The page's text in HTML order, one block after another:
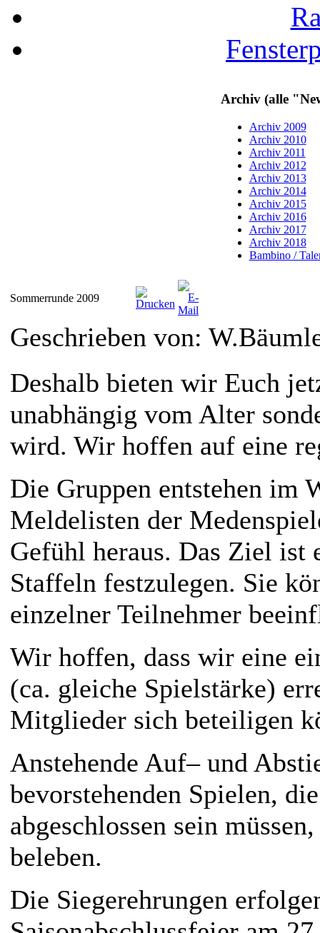
Archiv (alle
Archiv 2009
Archiv 2010
Archiv 2011
Archiv 2012
Archiv 2013
Archiv 2014
Archiv 2015
Archiv 2016
Archiv 2017
Archiv 2018
Bambino /
Sommerrunde 2009
Geschrieben von:
Deshalb bieten wir Euch
unabhängig vom Alter
wird. Wir hoffen auf eine
Die Gruppen entstehen im
Meldelisten der
Gefühl heraus. Das Ziel ist
Staffeln festzulegen. Sie
einzelner Teilnehmer
Wir hoffen, dass wir eine
(ca. gleiche Spielstärke)
Mitglieder sich beteiligen
Anstehende Auf– und
bevorstehenden Spielen,
abgeschlossen sein
beleben.
Die Siegerehrungen